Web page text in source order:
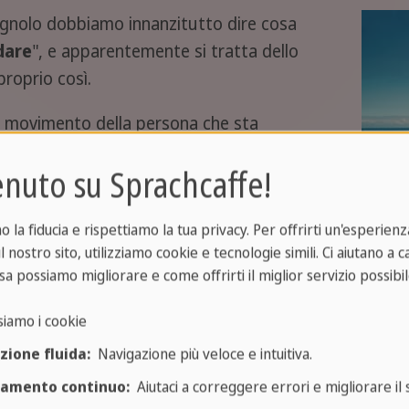
dobbiamo innanzitutto dire cosa
", e apparentemente si tratta dello
così.
della persona che sta
In certi casi, è lo stesso che avviene
cosa anche se la persona a cui ci si rivolge si
media. =
su Sprachcaffe!
la fiducia e rispettiamo la tua privacy. Per offrirti
nostro sito, utilizziamo cookie e tecnologie simili. Ci aiutano a
possiamo migliorare e come offrirti il miglior servizio
i cookie
fluida:Navigazione più veloce e intuitiva.
continuo:Aiutaci a correggere errori e migliorare il